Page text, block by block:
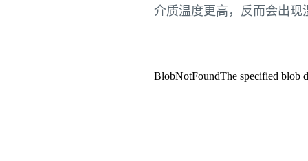
介质温度更高，反而会出